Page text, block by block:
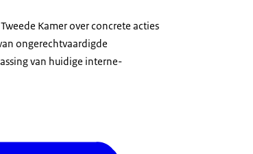
Kamer over concrete acties
ongerechtvaardigde
van huidige interne-